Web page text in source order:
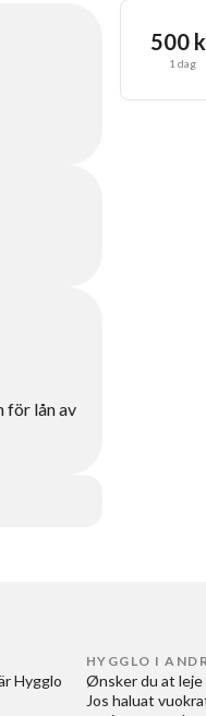
för lån av
500
1 dag
Hygglo
HYGGLO I
Ønsker du at leje
Jos haluat